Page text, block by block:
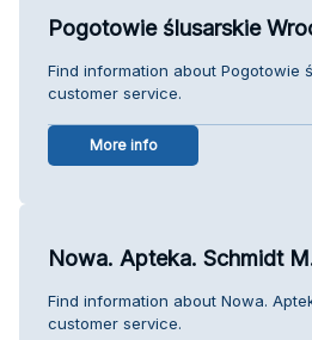
Pogotowie ślusarskie
Find information about Pogotowie
customer service.
More info
Nowa. Apteka. Schmidt
Find information about Nowa.
customer service.